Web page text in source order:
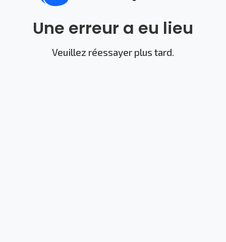
Une erreur a eu lieu
Veuillez réessayer plus tard.